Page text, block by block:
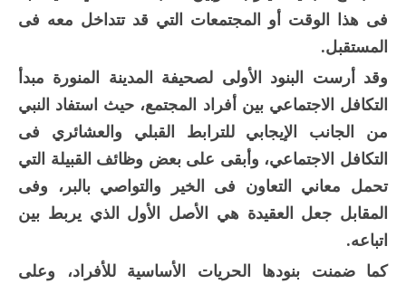
فى هذا الوقت أو المجتمعات التي قد تتداخل معه فى
المستقبل.
وقد أرست البنود الأولى لصحيفة المدينة المنورة مبدأ
التكافل الاجتماعي بين أفراد المجتمع، حيث استفاد النبي
من الجانب الإيجابي للترابط القبلي والعشائري فى
التكافل الاجتماعي، وأبقى على بعض وظائف القبيلة التي
تحمل معاني التعاون فى الخير والتواصي بالبر، وفى
المقابل جعل العقيدة هي الأصل الأول الذي يربط بين
اتباعه.
كما ضمنت بنودها الحريات الأساسية للأفراد، وعلى